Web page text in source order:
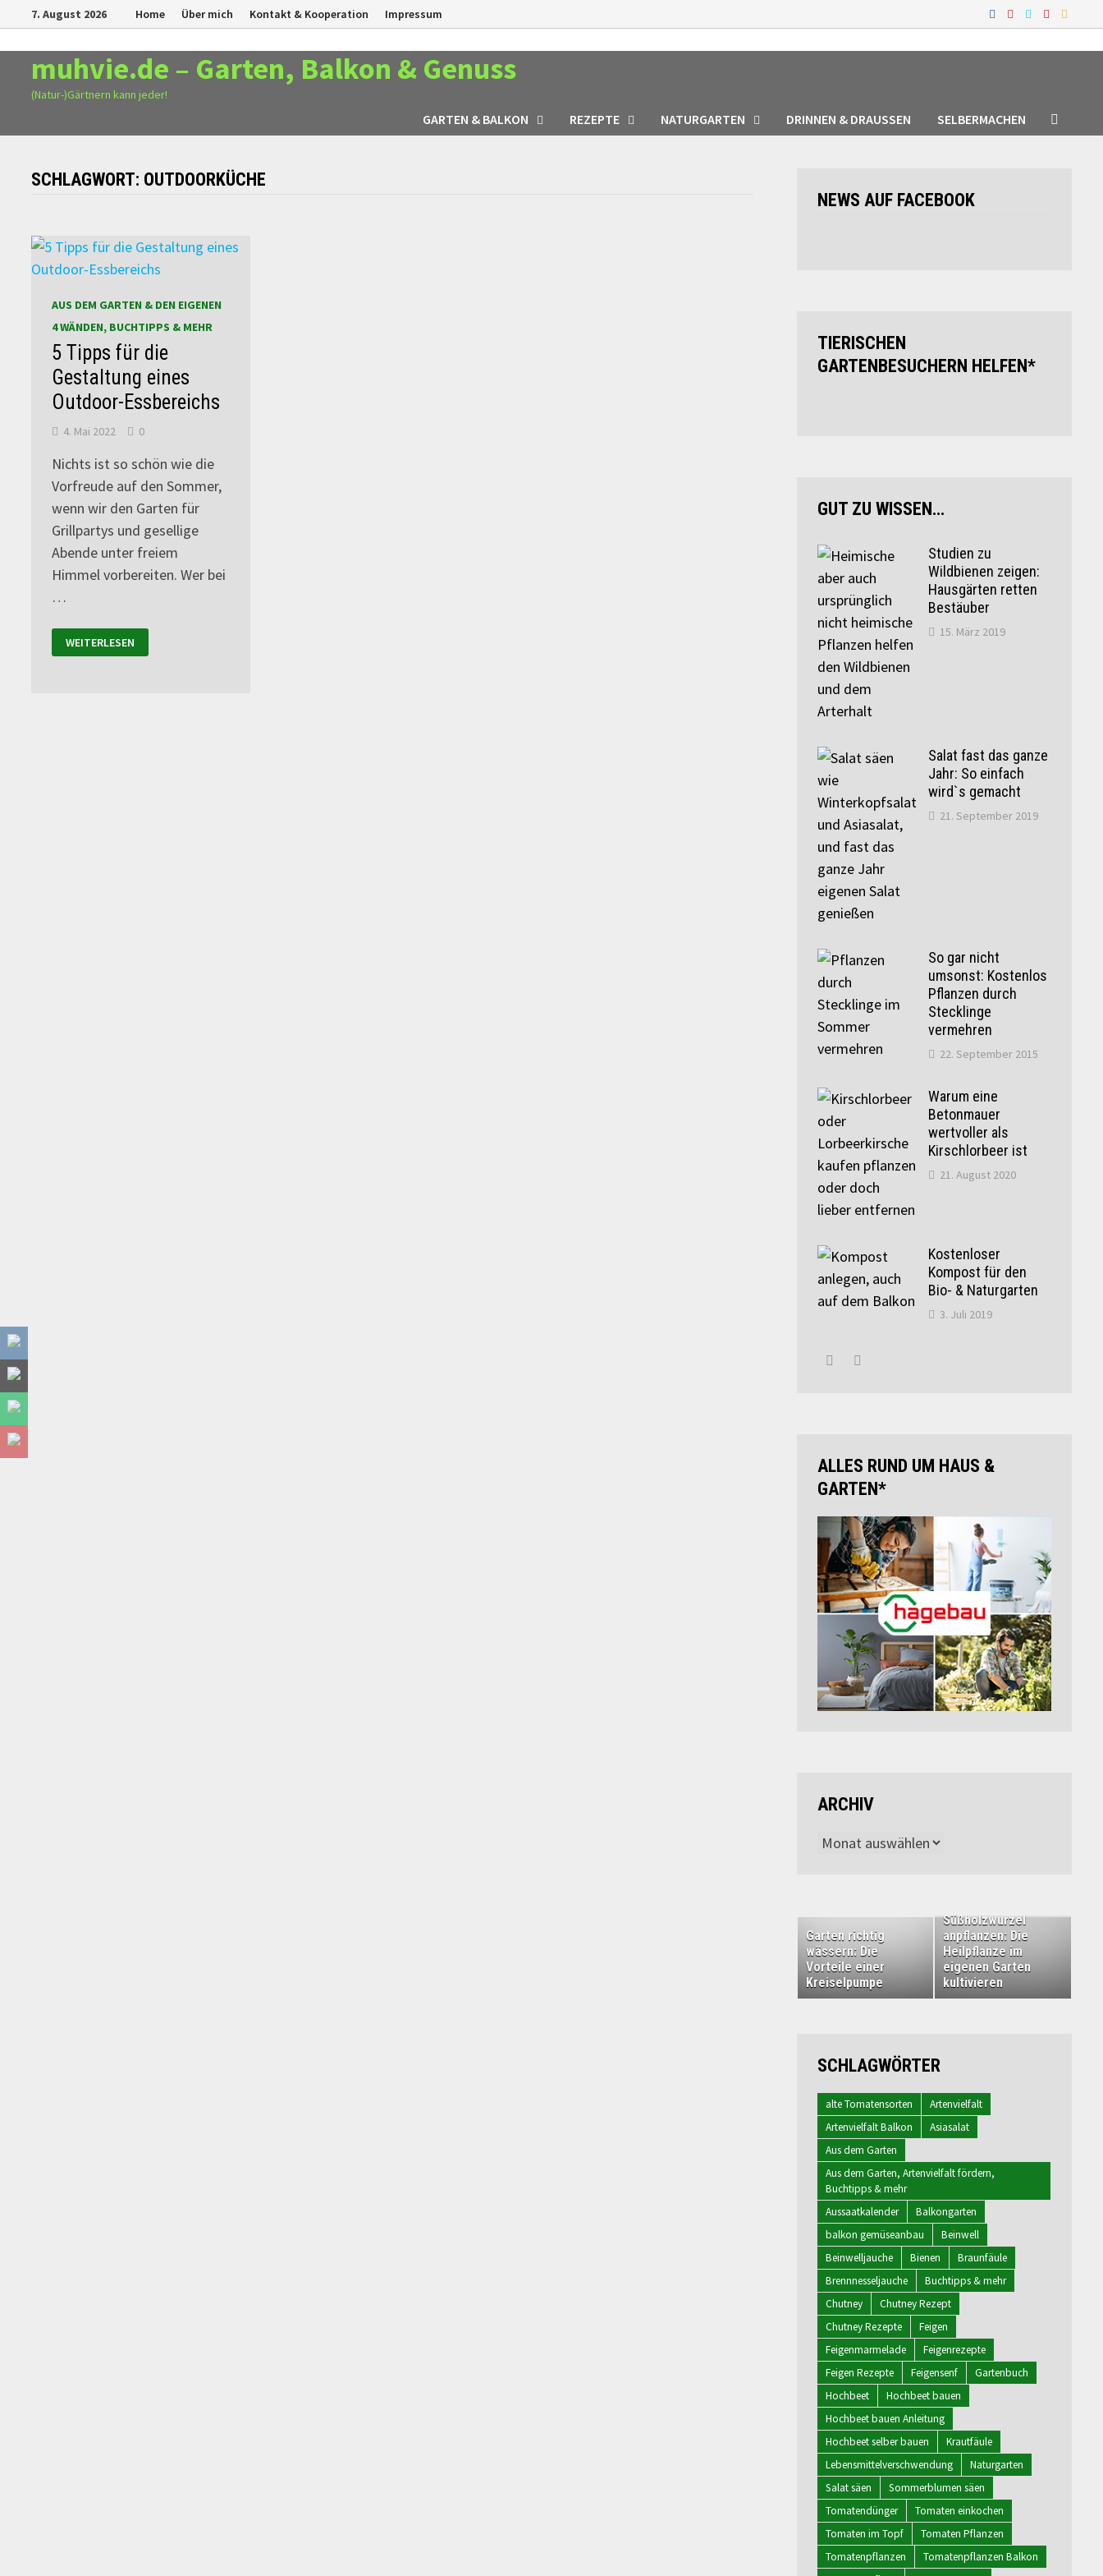
Zurück
zum
Inhalt
7. August 2026 Home Über mich Kontakt & Kooperation Impressum
muhvie.de – Garten, Balkon & Genuss
(Natur-)Gärtnern kann jeder!
GARTEN & BALKON REZEPTE NATURGARTEN DRINNEN & DRAUSSEN SELBERMACHEN
SCHLAGWORT: OUTDOORKÜCHE
AUS DEM GARTEN & DEN EIGENEN
4 WÄNDEN, BUCHTIPPS & MEHR
5 Tipps für die
Gestaltung eines
Outdoor-Essbereichs
4. Mai 2022 0
Nichts ist so schön wie die
Vorfreude auf den Sommer,
wenn wir den Garten für
Grillpartys und gesellige
Abende unter freiem
Himmel vorbereiten. Wer bei
…
WEITERLESEN
NEWS AUF FACEBOOK
TIERISCHEN
GARTENBESUCHERN HELFEN*
GUT ZU WISSEN…
Studien zu
Wildbienen zeigen:
Hausgärten retten
Bestäuber
15. März 2019
Salat fast das ganze
Jahr: So einfach
wird`s gemacht
21. September 2019
So gar nicht
umsonst: Kostenlos
Pflanzen durch
Stecklinge
vermehren
22. September 2015
Warum eine
Betonmauer
wertvoller als
Kirschlorbeer ist
21. August 2020
Kostenloser
Kompost für den
Bio- & Naturgarten
3. Juli 2019
ALLES RUND UM HAUS &
GARTEN*
ARCHIV
Archiv
Garten richtig
wässern: Die
Vorteile einer
Kreiselpumpe
Süßholzwurzel
anpflanzen: Die
Heilpflanze im
eigenen Garten
kultivieren
SCHLAGWÖRTER
alte Tomatensorten
Artenvielfalt
Artenvielfalt Balkon
Asiasalat
Aus dem Garten
Aus dem Garten, Artenvielfalt fördern,
Buchtipps & mehr
Aussaatkalender
Balkongarten
balkon gemüseanbau
Beinwell
Beinwelljauche
Bienen
Braunfäule
Brennnesseljauche
Buchtipps & mehr
Chutney
Chutney Rezept
Chutney Rezepte
Feigen
Feigenmarmelade
Feigenrezepte
Feigen Rezepte
Feigensenf
Gartenbuch
Hochbeet
Hochbeet bauen
Hochbeet bauen Anleitung
Hochbeet selber bauen
Krautfäule
Lebensmittelverschwendung
Naturgarten
Salat säen
Sommerblumen säen
Tomatendünger
Tomaten einkochen
Tomaten im Topf
Tomaten Pflanzen
Tomatenpflanzen
Tomatenpflanzen Balkon